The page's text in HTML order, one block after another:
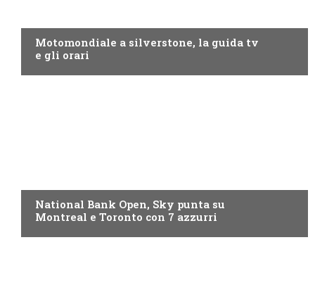
Motomondiale a silverstone, la guida tv
e gli orari
National Bank Open, Sky punta su
Montreal e Toronto con 7 azzurri